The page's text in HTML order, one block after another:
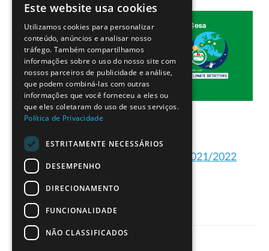
Projetos dos Detetives do Clima 2021/2022
PORTUGUESE
ENGLISH
Este website usa cookies
Utilizamos cookies para personalizar
conteúdo, anúncios e analisar nosso
tráfego. Também compartilhamos
informações sobre o uso do nosso site com
nossos parceiros de publicidade e análise,
que podem combiná-las com outras
informações que você forneceu a eles ou
que eles coletaram do uso de seus serviços.
Política de Privacidade
ESTRITAMENTE NECESSÁRIOS
DESEMPENHO
DIRECIONAMENTO
FUNCIONALIDADE
NÃO CLASSIFICADOS